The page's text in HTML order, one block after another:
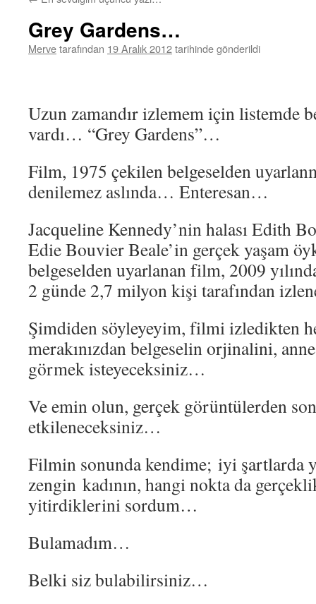
Grey Gardens…
Mervetarafından 19 Aralık 2012tarihinde gönderildi
Uzun zamandır izlemem için listemde
vardı… “Grey Gardens”…
Film, 1975 çekilen belgeselden
denilemez aslında… Enteresan…
Jacqueline Kennedy’nin halası Edith
Edie Bouvier Beale’in gerçek yaşam
belgeselden uyarlanan film, 2009
2 günde 2,7 milyon kişi tarafından
Şimdiden söyleyeyim, filmi izledikten
merakınızdan belgeselin orjinalini,
görmek isteyeceksiniz…
Ve emin olun, gerçek görüntülerden
etkileneceksiniz…
Filmin sonunda kendime; iyi şartlarda
zengin kadının, hangi nokta da
yitirdiklerini sordum…
Bulamadım…
Belki siz bulabilirsiniz…